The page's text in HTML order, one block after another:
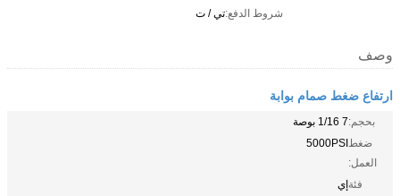
شروط الدفع:تي / ت
وصف
ارتفاع ضغط صمام بوابة
بحجم:7 1/16 بوصة
ضغط
العمل:
5000PSI
فئةإي